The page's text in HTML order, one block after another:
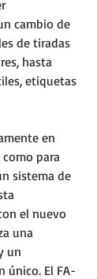
cambio de
de tiradas
hasta
etiquetas
en
para
sistema de
el nuevo
una
un
único. El FA-